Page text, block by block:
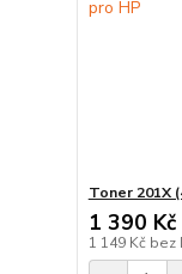
Toner 201X
1 390 Kč
1 149 Kč bez